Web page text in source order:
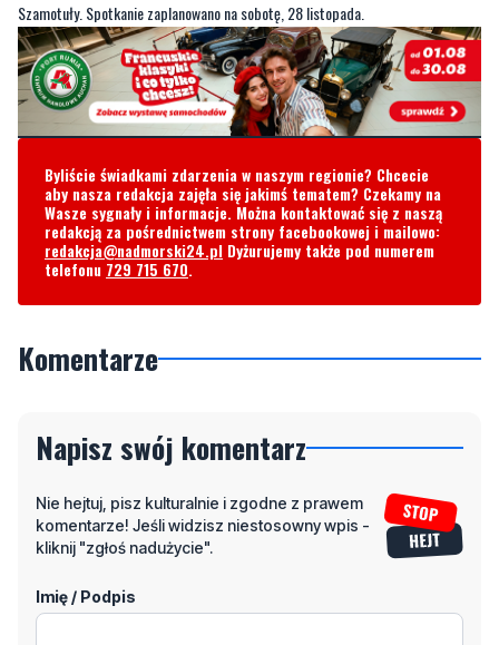
Szamotuły. Spotkanie zaplanowano na sobotę, 28 listopada.
Byliście świadkami zdarzenia w naszym regionie? Chcecie
aby nasza redakcja zajęła się jakimś tematem? Czekamy na
Wasze sygnały i informacje. Można kontaktować się z naszą
redakcją za pośrednictwem strony facebookowej i mailowo:
redakcja@nadmorski24.pl Dyżurujemy także pod numerem
telefonu 729 715 670.
Komentarze
Napisz swój komentarz
Nie hejtuj, pisz kulturalnie i zgodne z prawem
komentarze! Jeśli widzisz niestosowny wpis -
kliknij "zgłoś nadużycie".
Imię / Podpis